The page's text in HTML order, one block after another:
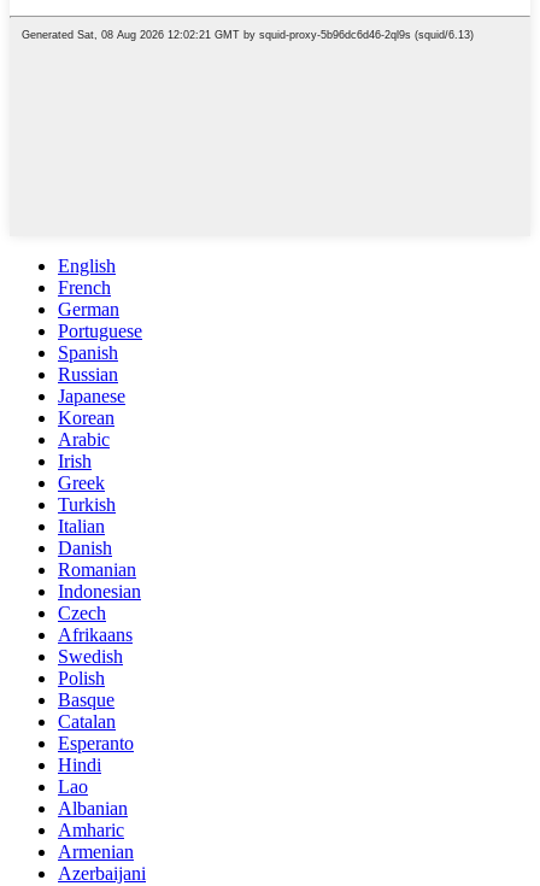
English
French
German
Portuguese
Spanish
Russian
Japanese
Korean
Arabic
Irish
Greek
Turkish
Italian
Danish
Romanian
Indonesian
Czech
Afrikaans
Swedish
Polish
Basque
Catalan
Esperanto
Hindi
Lao
Albanian
Amharic
Armenian
Azerbaijani